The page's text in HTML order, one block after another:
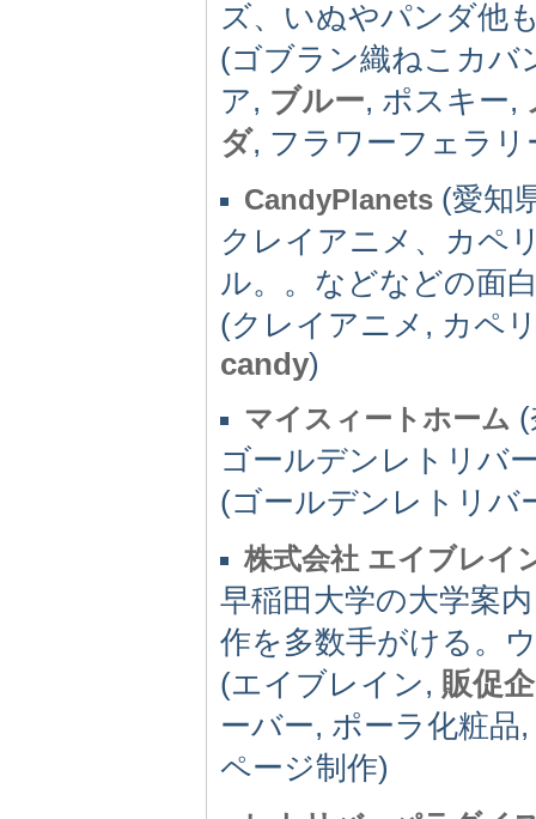
ズ、いぬやパンダ他
(ゴブラン織ねこカバ
ア, ブルー, ポスキー,
ダ, フラワーフェラリ
CandyPlanets (愛知
クレイアニメ、カペ
ル。。などなどの面
(クレイアニメ, カペ
candy)
マイスィートホーム
ゴールデンレトリバ
(ゴールデンレトリバ
株式会社 エイブレイ
早稲田大学の大学案
作を多数手がける。
(エイブレイン, 販促
ーバー, ポーラ化粧品,
ページ制作)